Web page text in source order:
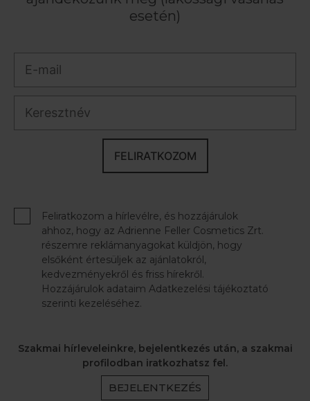
esetén)
FELIRATKOZOM
Feliratkozom a hírlevélre, és hozzájárulok
ahhoz, hogy az Adrienne Feller Cosmetics Zrt.
részemre reklámanyagokat küldjön, hogy
elsőként értesüljek az ajánlatokról,
kedvezményekről és friss hírekről.
Hozzájárulok adataim Adatkezelési tájékoztató
szerinti kezeléséhez.
Szakmai hírleveleinkre, bejelentkezés után, a szakmai
profilodban iratkozhatsz fel.
BEJELENTKEZÉS